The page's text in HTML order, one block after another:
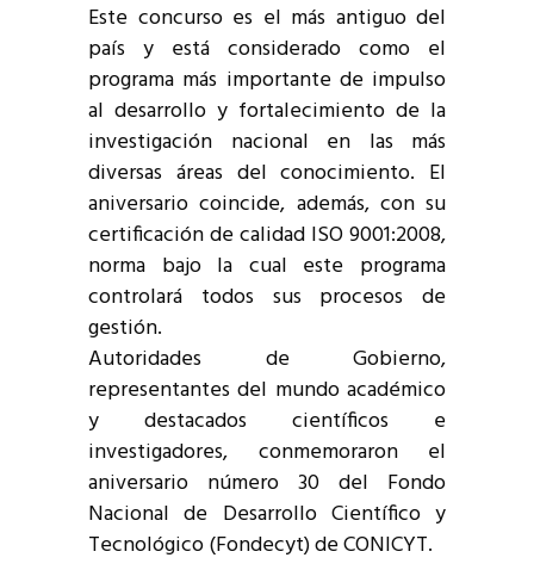
Este concurso es el más antiguo del
país y está considerado como el
programa más importante de impulso
al desarrollo y fortalecimiento de la
investigación nacional en las más
diversas áreas del conocimiento. El
aniversario coincide, además, con su
certificación de calidad ISO 9001:2008,
norma bajo la cual este programa
controlará todos sus procesos de
gestión.
Autoridades de Gobierno,
representantes del mundo académico
y destacados científicos e
investigadores, conmemoraron el
aniversario número 30 del Fondo
Nacional de Desarrollo Científico y
Tecnológico (Fondecyt) de CONICYT.